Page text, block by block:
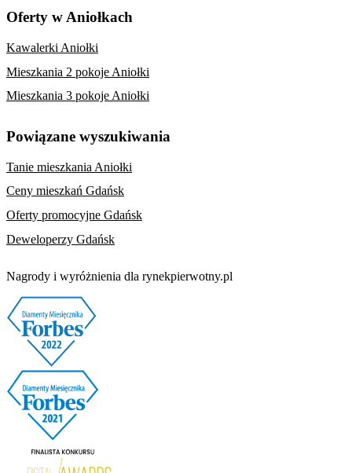
Oferty w Aniołkach
Kawalerki Aniołki
Mieszkania 2 pokoje Aniołki
Mieszkania 3 pokoje Aniołki
Powiązane wyszukiwania
Tanie mieszkania Aniołki
Ceny mieszkań Gdańsk
Oferty promocyjne Gdańsk
Deweloperzy Gdańsk
Nagrody i wyróżnienia dla rynekpierwotny.pl